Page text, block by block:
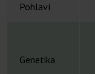
Pohlaví
Genetika